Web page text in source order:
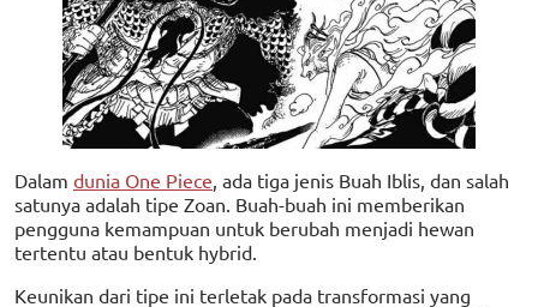
Dalam dunia One Piece , ada tiga jenis Buah Iblis, dan salah
satunya adalah tipe Zoan. Buah-buah ini memberikan
pengguna kemampuan untuk berubah menjadi hewan
tertentu atau bentuk hybrid.
Keunikan dari tipe ini terletak pada transformasi yang